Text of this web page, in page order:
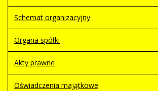
został
zmieniony.
03
kwiecień
2024 16:50
Mirek
zmieniony.
Schemat organizacyjny
Organa spółki
Akty prawne
Oświadczenia majątkowe